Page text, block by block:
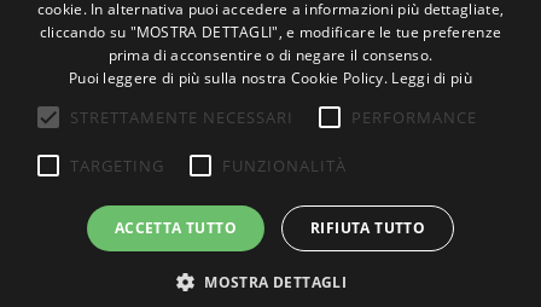
Azienda certificata
UNI EN ISO 9001
Copyright © 2023 La Sonora s.r.l.. tutti i diritti riservati |Privacy
| Realizzato da
ENGLISH
GERMAN
cookie. In alternativa puoi accedere a informazioni più dettagliate,
cliccando su "MOSTRA DETTAGLI", e modificare le tue preferenze
prima di acconsentire o di negare il consenso.
Puoi leggere di più sulla nostra Cookie Policy. Leggi di più
STRETTAMENTE NECESSARI PERFORMANCE
TARGETING FUNZIONALITÀ
ACCETTA TUTTO RIFIUTA TUTTO
MOSTRA DETTAGLI